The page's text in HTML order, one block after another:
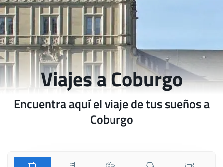
Viajes a Coburgo
Encuentra aquí el viaje de tus sueños a
Coburgo